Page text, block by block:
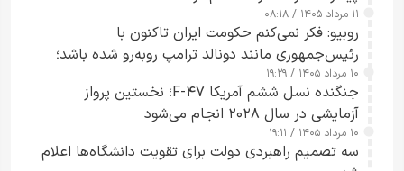
۱۱ مرداد ۱۴۰۵ / ۰۸:۱۸
روبیو: فکر نمی‌کنم حکومت ایران تاکنون با
رئیس‌جمهوری مانند دونالد ترامپ روبه‌رو شده باشد؛
کسی که واقعاً دست به اقدام می‌زند
۱۰ مرداد ۱۴۰۵ / ۱۹:۲۹
جنگنده نسل ششم آمریکا F-۴۷؛ نخستین پرواز
آزمایشی در سال ۲۰۲۸ انجام می‌شود
۱۰ مرداد ۱۴۰۵ / ۱۹:۱۱
سه تصمیم راهبردی دولت برای تقویت دانشگاه‌ها اعلام